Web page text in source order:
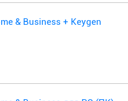
& Business + Keygen